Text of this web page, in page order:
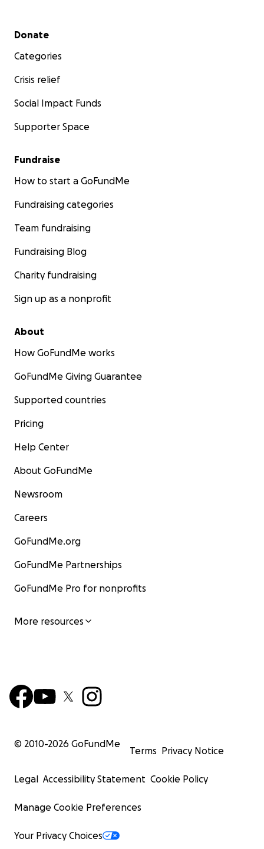
Secondary menu
Donate
Categories
Crisis relief
Social Impact Funds
Supporter Space
Fundraise
How to start a GoFundMe
Fundraising categories
Team fundraising
Fundraising Blog
Charity fundraising
Sign up as a nonprofit
About
How GoFundMe works
GoFundMe Giving Guarantee
Supported countries
Pricing
Help Center
About GoFundMe
Newsroom
Careers
GoFundMe.org
GoFundMe Partnerships
GoFundMe Pro for nonprofits
More resources
© 2010-2026 GoFundMe
Terms Privacy Notice
Legal Accessibility Statement Cookie Policy
Manage Cookie Preferences
Your Privacy Choices